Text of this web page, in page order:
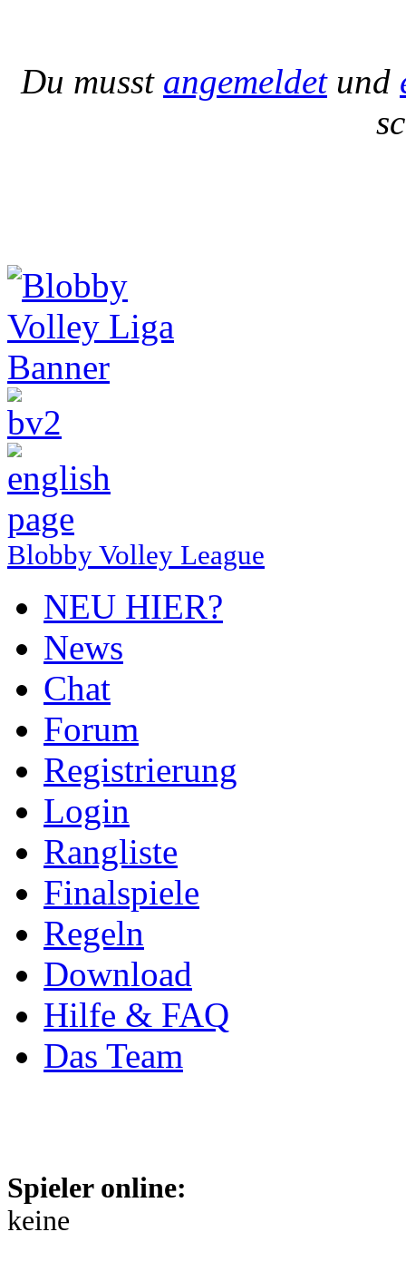
Du musst angemeldetund
Blobby Volley League
NEU HIER?
News
Chat
Forum
Registrierung
Login
Rangliste
Finalspiele
Regeln
Download
Hilfe & FAQ
Das Team
Spieler online:
keine